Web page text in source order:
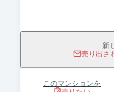
新
売り出さ
このマンションを